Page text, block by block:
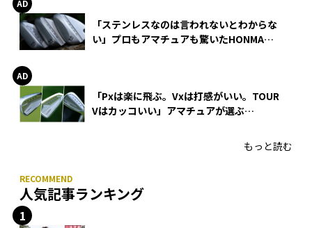
「ステンレスなのは言われないとわからな
い」プロもアマチュアも驚いたHONMA
「Pxは楽に飛ぶ。Vxは打感がいい。TOUR
Vはカッコいい」アマチュアが選ぶ
もっと読む
人気記事ランキング